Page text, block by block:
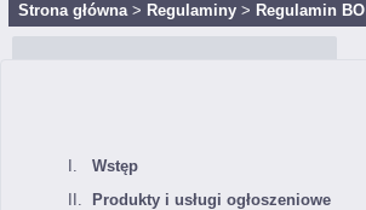
Strona główna> Regulaminy > Regulamin BO
I. Wstęp
II.
Produkty i usługi ogłoszeniowe